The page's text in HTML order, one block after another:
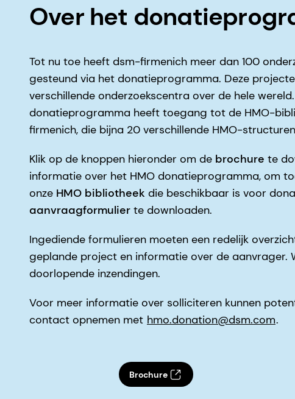
Over het
Tot nu toe heeft dsm-firmenich meer dan 100
gesteund via het donatieprogramma. Deze
verschillende onderzoekscentra over de hele
donatieprogramma heeft toegang tot de HMO-
firmenich, die bijna 20 verschillende HMO-
Klik op de knoppen hieronder om de brochure te
informatie over het HMO donatieprogramma, om
onze HMO bibliotheek die beschikbaar is voor
aanvraagformulier te downloaden.
Ingediende formulieren moeten een redelijk
geplande project en informatie over de aanvrager.
doorlopende inzendingen.
Voor meer informatie over solliciteren kunnen
contact opnemen met hmo.donation@dsm.com.
Brochure